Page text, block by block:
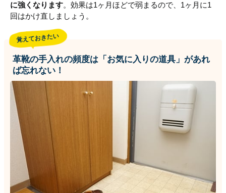
に強くなります。効果は1ヶ月ほどで弱まるので、1ヶ月に1
回はかけ直しましょう。
覚えておきたい
革靴の手入れの頻度は「お気に入りの道具」があれ
ば忘れない！